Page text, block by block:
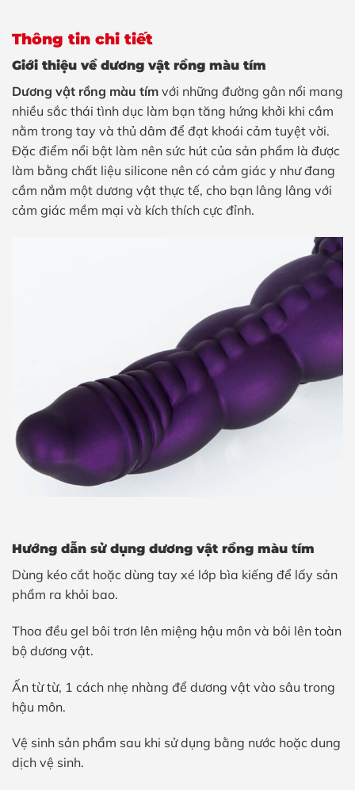
Thông tin chi tiết
Giới thiệu về dương vật rồng màu tím
Dương vật rồng màu tím với những đường gân nổi mang
nhiều sắc thái tình dục làm bạn tăng hứng khởi khi cầm
nằm trong tay và thủ dâm để đạt khoái cảm tuyệt vời.
Đặc điểm nổi bật làm nên sức hút của sản phẩm là được
làm bằng chất liệu silicone nên có cảm giác y như đang
cầm nắm một dương vật thực tế, cho bạn lâng lâng với
cảm giác mềm mại và kích thích cực đỉnh.
Hướng dẫn sử dụng dương vật rồng màu tím
Dùng kéo cắt hoặc dùng tay xé lớp bìa kiếng để lấy sản
phẩm ra khỏi bao.
Thoa đều gel bôi trơn lên miệng hậu môn và bôi lên toàn
bộ dương vật.
Ấn từ từ, 1 cách nhẹ nhàng để dương vật vào sâu trong
hậu môn.
Vệ sinh sản phẩm sau khi sử dụng bằng nước hoặc dung
dịch vệ sinh.